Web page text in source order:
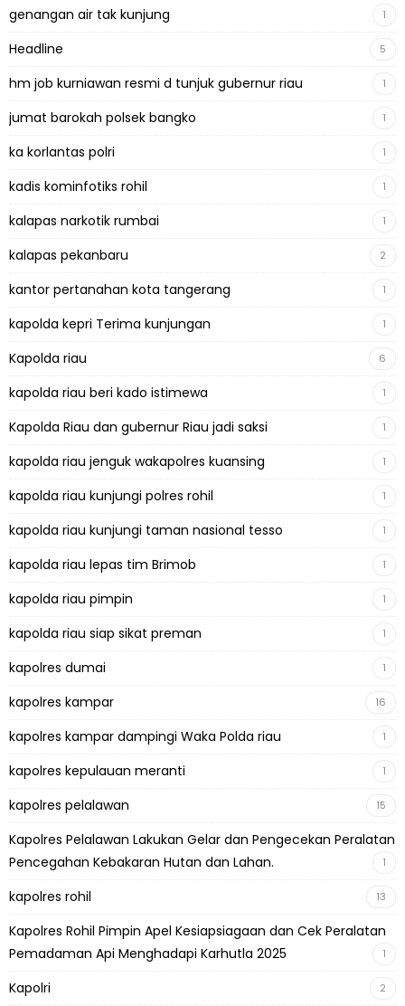
genangan air tak kunjung 1
Headline 5
hm job kurniawan resmi d tunjuk gubernur riau 1
jumat barokah polsek bangko 1
ka korlantas polri 1
kadis kominfotiks rohil 1
kalapas narkotik rumbai 1
kalapas pekanbaru 2
kantor pertanahan kota tangerang 1
kapolda kepri Terima kunjungan 1
Kapolda riau 6
kapolda riau beri kado istimewa 1
Kapolda Riau dan gubernur Riau jadi saksi 1
kapolda riau jenguk wakapolres kuansing 1
kapolda riau kunjungi polres rohil 1
kapolda riau kunjungi taman nasional tesso 1
kapolda riau lepas tim Brimob 1
kapolda riau pimpin 1
kapolda riau siap sikat preman 1
kapolres dumai 1
kapolres kampar 16
kapolres kampar dampingi Waka Polda riau 1
kapolres kepulauan meranti 1
kapolres pelalawan 15
Kapolres Pelalawan Lakukan Gelar dan Pengecekan Peralatan
Pencegahan Kebakaran Hutan dan Lahan.
1
kapolres rohil 13
Kapolres Rohil Pimpin Apel Kesiapsiagaan dan Cek Peralatan
Pemadaman Api Menghadapi Karhutla 2025
1
Kapolri 2